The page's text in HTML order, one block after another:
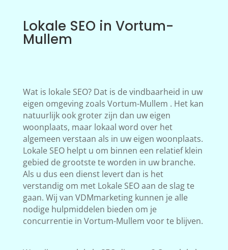
Lokale SEO in Vortum-
Mullem
Wat is lokale SEO? Dat is de vindbaarheid in uw
eigen omgeving zoals Vortum-Mullem . Het kan
natuurlijk ook groter zijn dan uw eigen
woonplaats, maar lokaal word over het
algemeen verstaan als in uw eigen woonplaats.
Lokale SEO helpt u om binnen een relatief klein
gebied de grootste te worden in uw branche.
Als u dus een dienst levert dan is het
verstandig om met Lokale SEO aan de slag te
gaan. Wij van VDMmarketing kunnen je alle
nodige hulpmiddelen bieden om je
concurrentie in Vortum-Mullem voor te blijven.